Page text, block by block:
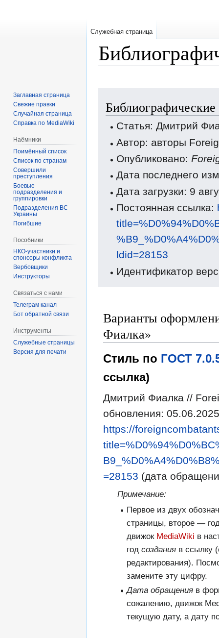
навигации
поиску
Статья: Дмитрий
Автор: авторы
Опубликовано:
Дата последнего
Дата загрузки: 9
Постоянная ссылка:
ldid=28153
Идентификатор
Варианты
Фиалка»
Стиль по ГОСТ
ссылка)
Дмитрий Фиалка //
обновления:
https://
=28153 (дата
Примечание:
Первое из двух
страницы, второе —
движок MediaWiki в
год созданияв ссылку
редактирования).
замените эту цифру.
Дата обращенияв
сожалению, движок
текущую дату, а дату
Служебная страница
Заглавная страница
Свежие правки
Случайная страница
Справка по MediaWiki
Наёмники
Поимённый список
Список по странам
Совершили
преступления
Боевые
подразделения и
группировки
Подразделения ВС
Украины
Погибшие
Пособники
спонсоры конфликта
‏‎Вербовщики
Инструкторы
Связаться с нами
Телеграм канал
Бот обратной связи
Инструменты
Служебные страницы
Версия для печати